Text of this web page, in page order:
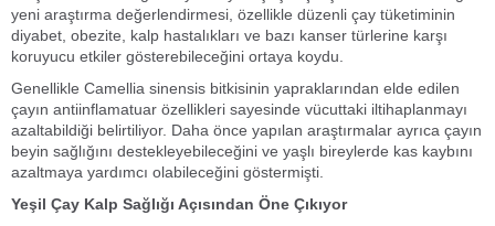
yeni araştırma değerlendirmesi, özellikle düzenli çay tüketiminin
diyabet, obezite, kalp hastalıkları ve bazı kanser türlerine karşı
koruyucu etkiler gösterebileceğini ortaya koydu.
Genellikle Camellia sinensis bitkisinin yapraklarından elde edilen
çayın antiinflamatuar özellikleri sayesinde vücuttaki iltihaplanmayı
azaltabildiği belirtiliyor. Daha önce yapılan araştırmalar ayrıca çayın
beyin sağlığını destekleyebileceğini ve yaşlı bireylerde kas kaybını
azaltmaya yardımcı olabileceğini göstermişti.
Yeşil Çay Kalp Sağlığı Açısından Öne Çıkıyor